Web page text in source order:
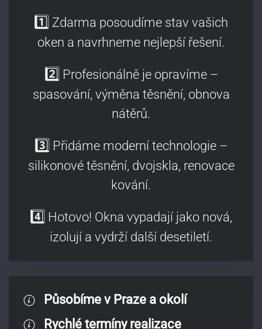
1️⃣ Zdarma posoudíme stav vašich
oken a navrhneme nejlepší řešení.
2️⃣ Profesionálně je opravíme –
spasování, výměna těsnění, obnova
nátěrů.
3️⃣ Přidáme moderní technologie –
silikonové těsnění, dvojskla, renovace
kování.
4️⃣ Hotovo! Okna vypadají jako nová,
izolují a vydrží další desetiletí.
Působíme v Praze a okolí
Rychlé termíny realizace